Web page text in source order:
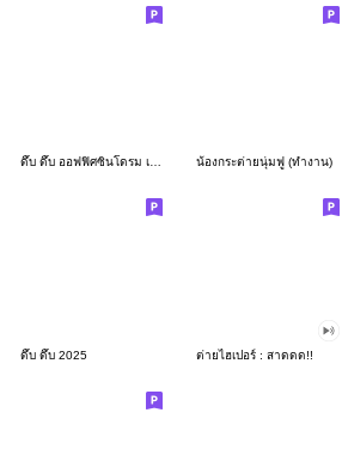
ดึ๊บ ดึ๊บ ออฟฟิศซินโดรม เก้า น้องกระต่ายนุ่มฟู (ทำงาน)
ดึ๊บ ดึ๊บ 2025 ต่ายไฮเปอร์ : สาดดด!!